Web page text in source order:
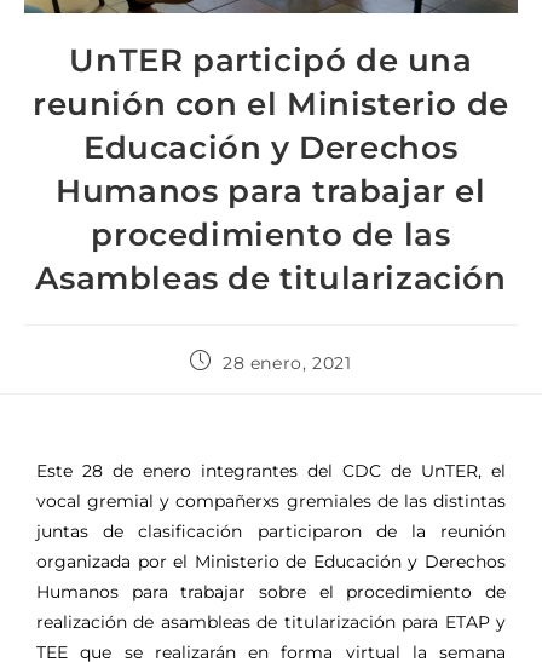
UnTER participó de una
reunión con el Ministerio de
Educación y Derechos
Humanos para trabajar el
procedimiento de las
Asambleas de titularización
28 enero, 2021
Este 28 de enero integrantes del CDC de UnTER, el
vocal gremial y compañerxs gremiales de las distintas
juntas de clasificación participaron de la reunión
organizada por el Ministerio de Educación y Derechos
Humanos para trabajar sobre el procedimiento de
realización de asambleas de titularización para ETAP y
TEE que se realizarán en forma virtual la semana